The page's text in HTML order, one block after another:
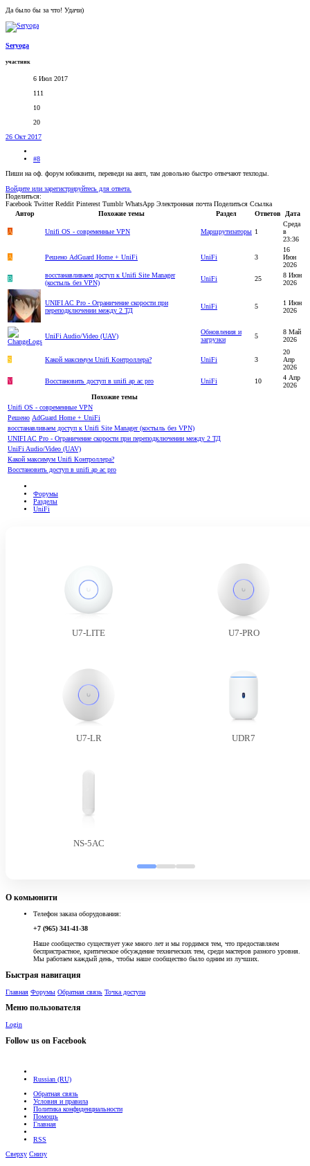
Да было бы за что! Удачи)
Seryoga
участник
6 Июл 2017
111
10
20
26 Окт 2017
#8
Пиши на оф. форум юбиквити, переведи на англ, там довольно быстро отвечают техподы.
Войдите или зарегистрируйтесь для ответа.
Поделиться:
Facebook Twitter Reddit Pinterest Tumblr WhatsApp Электронная почта Поделиться Ссылка
Автор
Похожие темы Раздел Ответов Дата
A Unifi OS - современные VPN Маршрутизаторы 1
Среда
в
23:36
A Решено AdGuard Home + UniFi UniFi 3
16
Июн
2026
B
восстанавливаем доступ к Unifi Site Manager
(костыль без VPN)
UniFi 25
8 Июн
2026
UNIFI AC Pro - Ограничение скорости при
переподключении между 2 ТД
UniFi 5
1 Июн
2026
UniFi Audio/Video (UAV)
Обновления и
загрузки
5
8 Май
2026
S Какой максимум Unifi Контроллера? UniFi 3
20
Апр
2026
V
Восстановить доступ в unifi ap ac pro UniFi 10
4 Апр
2026
Похожие темы
Unifi OS - современные VPN
Решено AdGuard Home + UniFi
восстанавливаем доступ к Unifi Site Manager (костыль без VPN)
UNIFI AC Pro - Ограничение скорости при переподключении между 2 ТД
UniFi Audio/Video (UAV)
Какой максимум Unifi Контроллера?
Восстановить доступ в unifi ap ac pro
Форумы
Разделы
UniFi
U7-LITE U7-PRO
U7-LR UDR7
NS-5AC
О комьюнити
Телефон заказа оборудования:
+7 (965) 341-41-38
Наше сообщество существует уже много лет и мы гордимся тем, что предоставляем
беспристрастное, критическое обсуждение технических тем, среди мастеров разного уровня.
Мы работаем каждый день, чтобы наше сообщество было одним из лучших.
Быстрая навигация
Главная Форумы Обратная связь Точка доступа
Меню пользователя
Login
Follow us on Facebook
Russian (RU)
Обратная связь
Условия и правила
Политика конфиденциальности
Помощь
Главная
RSS
Сверху Снизу